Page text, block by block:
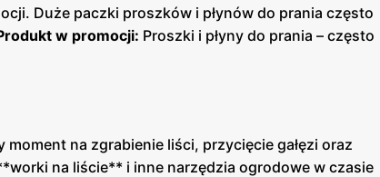
Duże paczki proszków i płynów do prania często
w promocji: Proszki i płyny do prania – często
na zgrabienie liści, przycięcie gałęzi oraz
na liście** i inne narzędzia ogrodowe w czasie